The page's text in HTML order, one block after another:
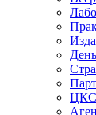
ЦКС: